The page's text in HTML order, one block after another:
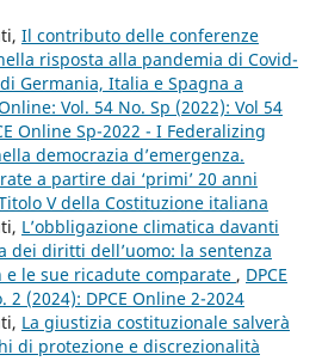
Il contributo delle conferenze
risposta alla pandemia di Covid-
Germania, Italia e Spagna a
Vol. 54 No. Sp (2022): Vol 54
Online Sp-2022 - I Federalizing
democrazia d’emergenza.
a partire dai ‘primi’ 20 anni
V della Costituzione italiana
L’obbligazione climatica davanti
dei diritti dell’uomo: la sentenza
e le sue ricadute comparate , DPCE
2 (2024): DPCE Online 2-2024
La giustizia costituzionale salverà
di protezione e discrezionalità